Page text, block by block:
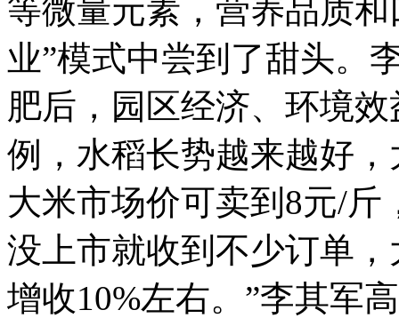
等微量元素，营养品质
业”模式中尝到了甜头。
肥后，园区经济、环境
例，水稻长势越来越好
大米市场价可卖到8元/斤
没上市就收到不少订单
增收10%左右。”李其军